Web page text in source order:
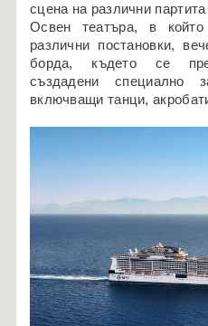
сцена на различни
Освен театъра, в
различни постановки,
борда, където се
създадени специално
включващи танци,